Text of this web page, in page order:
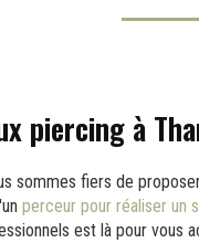
piercing à
sommes fiers de
perceur pour réaliser un
est là pour vous